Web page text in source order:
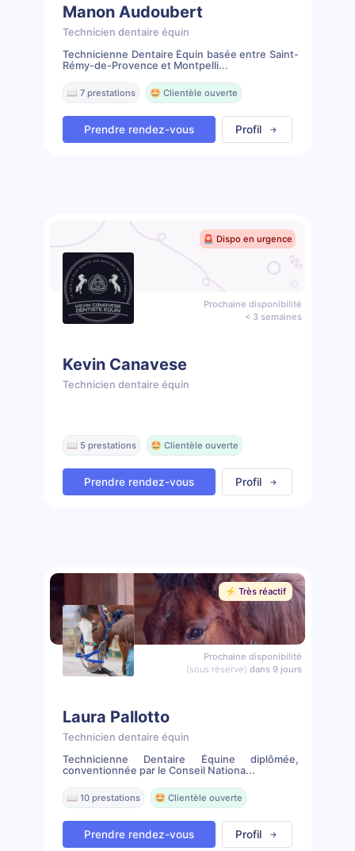
Manon Audoubert
Technicien dentaire équin
Technicienne Dentaire Équin basée entre Saint-
Rémy-de-Provence et Montpelli...
📖 7 prestations 🤩 Clientèle ouverte
Prendre rendez-vous Profil
🚨 Dispo en urgence
Prochaine disponibilité
< 3 semaines
Kevin Canavese
Technicien dentaire équin
📖 5 prestations 🤩 Clientèle ouverte
Prendre rendez-vous Profil
⚡️ Très réactif
Prochaine disponibilité
(sous réserve) dans 9 jours
Laura Pallotto
Technicien dentaire équin
Technicienne Dentaire Équine diplômée,
conventionnée par le Conseil Nationa...
📖 10 prestations 🤩 Clientèle ouverte
Prendre rendez-vous Profil